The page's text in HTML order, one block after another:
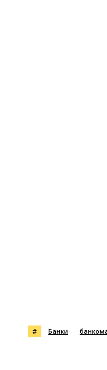
# Банки